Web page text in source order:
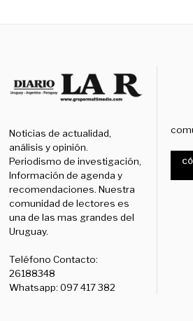
Noticias de actualidad,
análisis y opinión.
Periodismo de investigación,
Información de agenda y
recomendaciones. Nuestra
comunidad de lectores es
una de las mas grandes del
Uruguay.
Teléfono Contacto:
26188348
Whatsapp: 097 417 382